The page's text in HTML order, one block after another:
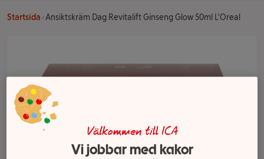
Startsida Ansiktskräm Dag Revitalift Ginseng Glow 50ml L'Oreal
Välkommen till ICA
Vi jobbar med kakor